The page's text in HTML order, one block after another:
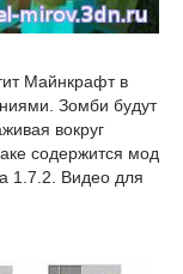
Майнкрафт в
Зомби будут
вокруг
содержится мод
1.7.2. Видео для